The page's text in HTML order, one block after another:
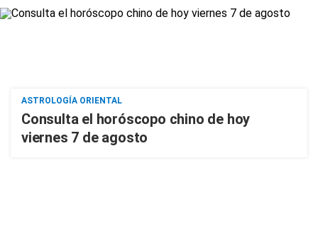
ASTROLOGÍA ORIENTAL
Consulta el horóscopo chino de hoy
viernes 7 de agosto